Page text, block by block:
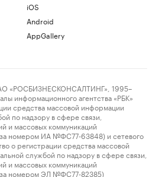
iOS
Android
AppGallery
«РОСБИЗНЕСКОНСАЛТИНГ», 1995–
информационного агентства «РБК»
средства массовой информации
по надзору в сфере связи,
и массовых коммуникаций
номером ИА №ФС77-63848) и сетевого
о регистрации средства массовой
службой по надзору в сфере связи,
и массовых коммуникаций
номером ЭЛ №ФС77-82385)